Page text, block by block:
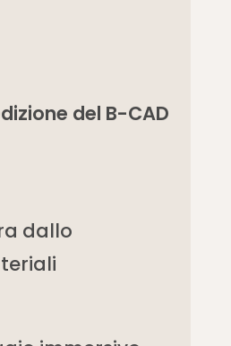
del B-CAD
dallo